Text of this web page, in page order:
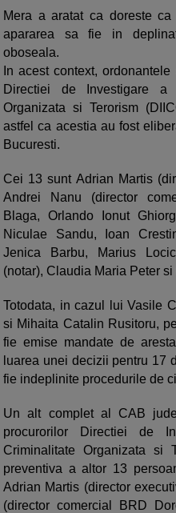
Mera a aratat ca doreste
apararea sa fie in
oboseala.
In acest context,
Directiei de Investigare a
Organizata si Terorism
astfel ca acestia au fost
Bucuresti.
Cei 13 sunt Adrian Martis
Andrei Nanu (director
Blaga, Orlando Ionut
Niculae Sandu, Ioan
Jenica Barbu, Marius
(notar), Claudia Maria Peter
Totodata, in cazul lui Vasile
si Mihaita Catalin Rusitoru,
fie emise mandate de
luarea unei decizii pentru 17
fie indeplinite procedurile de
Un alt complet al CAB
procurorilor Directiei de
Criminalitate Organizata si
preventiva a altor 13
Adrian Martis (director
(director comercial BRD